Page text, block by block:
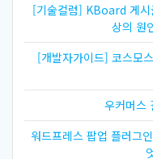
[기술컬럼] KBoard 게시
상의 원
[개발자가이드] 코스모
우커머스
워드프레스 팝업 플러